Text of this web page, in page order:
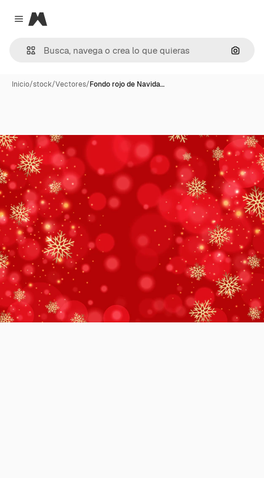
Close menu
Magnific
Inicio/stock/Vectores/Fondo rojo de Navida…